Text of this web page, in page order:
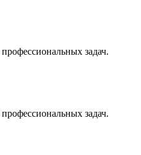
задач.
задач.